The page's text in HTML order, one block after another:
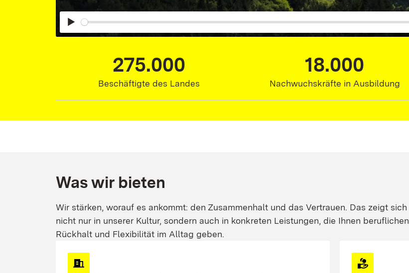
Abspielen
275.000
275.000,00
Beschäftigte des Landes
18.000
18.000,00
Nachwuchskräfte in Ausbildung
Was wir bieten
Wir stärken, worauf es ankommt: den Zusammenhalt und das Vertrauen. Das zeigt sich
nicht nur in unserer Kultur, sondern auch in konkreten Leistungen, die Ihnen beruflichen
Rückhalt und Flexibilität im Alltag geben.